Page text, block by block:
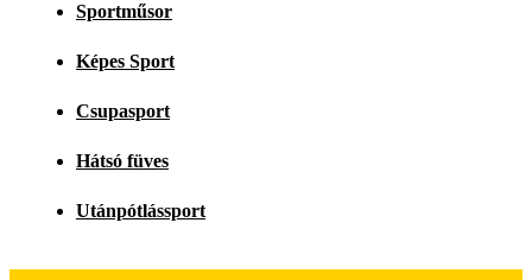
Sportműsor
Képes Sport
Csupasport
Hátsó füves
Utánpótlássport